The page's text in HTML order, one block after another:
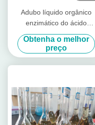
Adubo líquido orgânico
enzimático do ácido
aminado 50% do processo
da hidrólise
Obtenha o melhor
preço